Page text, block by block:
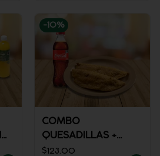
-10%
COMBO
QUESADILLAS +
REFRESCO
$123.00